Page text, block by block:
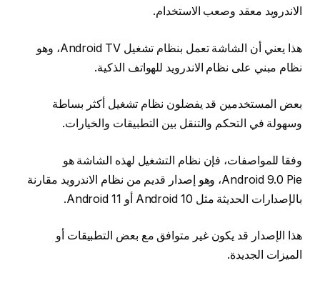
الاندرويد معقد وصعب الاستخدام.
هذا يعني أن الشاشة تعمل بنظام تشغيل Android TV، وهو
نظام مبني على نظام الاندرويد للهواتف الذكية.
بعض المستخدمين قد يفضلون نظام تشغيل أكثر بساطة
وسهولة في التحكم والتنقل بين التطبيقات والخيارات.
وفقا للمواصفات، فإن نظام التشغيل لهذه الشاشة هو
Android 9.0 Pie، وهو إصدار قديم من نظام الاندرويد مقارنة
بالإصدارات الحديثة مثل Android 10 أو Android 11.
هذا الإصدار قد يكون غير متوافق مع بعض التطبيقات أو
الميزات الجديدة.